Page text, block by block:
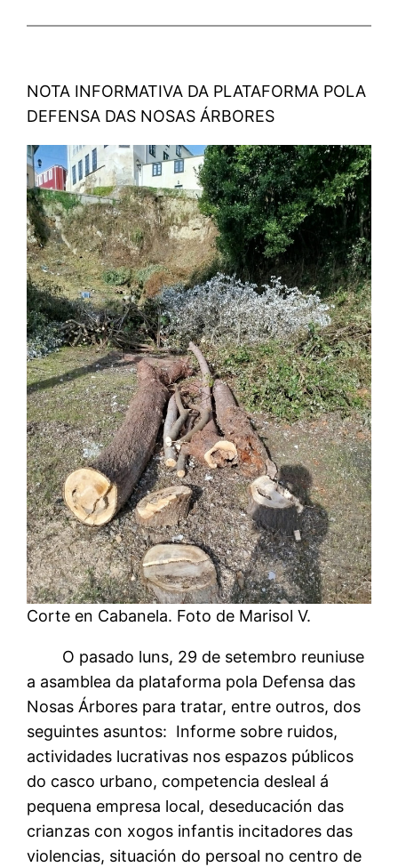
NOTA INFORMATIVA DA PLATAFORMA POLA
DEFENSA DAS NOSAS ÁRBORES
Corte en Cabanela. Foto de Marisol V.
O pasado luns, 29 de setembro reuniuse
a asamblea da plataforma pola Defensa das
Nosas Árbores para tratar, entre outros, dos
seguintes asuntos: Informe sobre ruidos,
actividades lucrativas nos espazos públicos
do casco urbano, competencia desleal á
pequena empresa local, deseducación das
crianzas con xogos infantis incitadores das
violencias, situación do persoal no centro de